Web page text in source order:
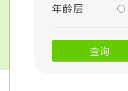
年龄层
查询